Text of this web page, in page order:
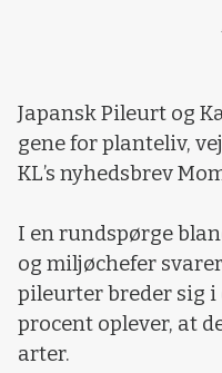
Japansk Pileurt og
gene for planteliv,
KL’s nyhedsbrev
I en rundspørge
og miljøchefer
pileurter breder sig i
procent oplever, at
arter.